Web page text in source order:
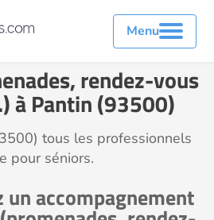
Menu
rendez-vous
à Pantin (93500)
tous les professionnels
pour séniors.
un accompagnement